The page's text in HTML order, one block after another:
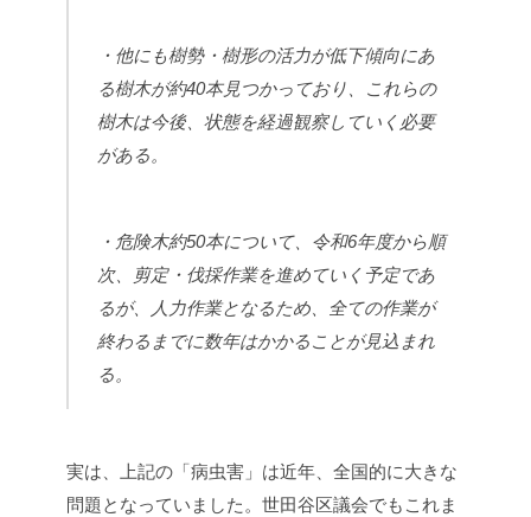
・他にも樹勢・樹形の活力が低下傾向にあ
る樹木が約40本見つかっており、これらの
樹木は今後、状態を経過観察していく必要
がある。
・危険木約50本について、令和6年度から順
次、剪定・伐採作業を進めていく予定であ
るが、人力作業となるため、全ての作業が
終わるまでに数年はかかることが見込まれ
る。
実は、上記の「病虫害」は近年、全国的に大きな
問題となっていました。世田谷区議会でもこれま